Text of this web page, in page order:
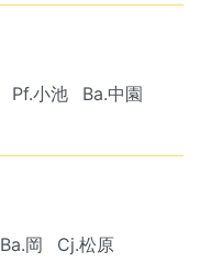
Pf.小池
Ba.中園
Ba.岡 Cj.松原